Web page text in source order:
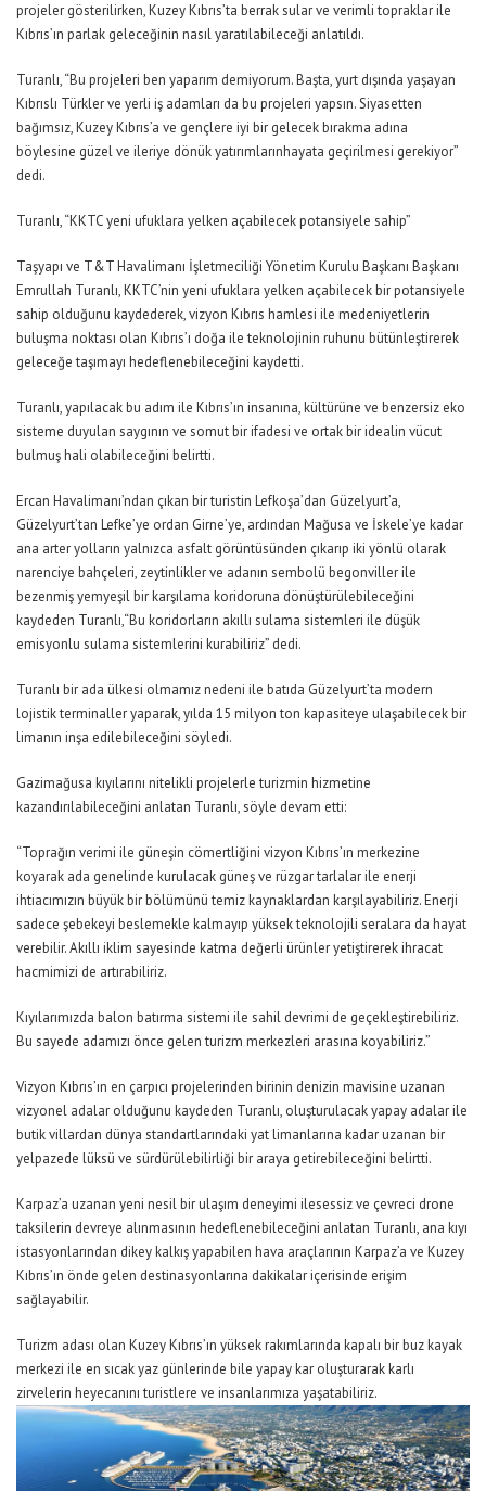
projeler gösterilirken,Kuzey Kıbrıs’ta berrak sular ve verimli topraklar ile
Kıbrıs’ın parlak geleceğinin nasıl yaratılabileceği anlatıldı.
Turanlı, “Bu projeleri ben yaparım demiyorum. Başta, yurt dışında yaşayan
Kıbrıslı Türkler ve yerli iş adamları da bu projeleri yapsın. Siyasetten
bağımsız, Kuzey Kıbrıs’a ve gençlere iyi bir gelecek bırakma adına
böylesine güzel ve ileriye dönük yatırımlarınhayata geçirilmesi gerekiyor”
dedi.
Turanlı, “KKTC yeni ufuklara yelken açabilecek potansiyele sahip”
Taşyapı ve T&T Havalimanı İşletmeciliği Yönetim Kurulu Başkanı Başkanı
Emrullah Turanlı,KKTC’nin yeni ufuklara yelken açabilecek bir potansiyele
sahip olduğunu kaydederek,vizyon Kıbrıs hamlesi ile medeniyetlerin
buluşma noktası olan Kıbrıs’ı doğa ile teknolojinin ruhunu bütünleştirerek
geleceğe taşımayı hedeflenebileceğini kaydetti.
Turanlı, yapılacak bu adım ile Kıbrıs’ın insanına,kültürüne ve benzersiz eko
sisteme duyulan saygının ve somut bir ifadesi ve ortak bir idealin vücut
bulmuş hali olabileceğini belirtti.
Ercan Havalimanı’ndan çıkan bir turistin Lefkoşa’dan Güzelyurt’a,
Güzelyurt’tan Lefke’ye ordan Girne’ye, ardından Mağusa ve İskele’ye kadar
ana arter yolların yalnızca asfalt görüntüsünden çıkarıp iki yönlü olarak
narenciye bahçeleri, zeytinlikler ve adanın sembolü begonviller ile
bezenmişyemyeşil bir karşılama koridoruna dönüştürülebileceğini
kaydeden Turanlı,“Bu koridorların akıllı sulama sistemleri ile düşük
emisyonlu sulama sistemlerini kurabiliriz” dedi.
Turanlı bir ada ülkesi olmamız nedeni ile batıda Güzelyurt’ta modern
lojistik terminaller yaparak,yılda 15 milyon ton kapasiteye ulaşabilecek bir
limanın inşa edilebileceğini söyledi.
Gazimağusa kıyılarını nitelikli projelerle turizmin hizmetine
kazandırılabileceğini anlatan Turanlı, söyle devam etti:
“Toprağın verimi ile güneşin cömertliğini vizyon Kıbrıs’ın merkezine
koyarak ada genelinde kurulacak güneş ve rüzgar tarlalar ile enerji
ihtiacımızın büyük bir bölümünü temiz kaynaklardan karşılayabiliriz. Enerji
sadece şebekeyi beslemekle kalmayıp yüksek teknolojili seralara da hayat
verebilir. Akıllı iklim sayesinde katma değerli ürünler yetiştirerek ihracat
hacmimizi de artırabiliriz.
Kıyılarımızda balon batırma sistemi ile sahil devrimi de geçekleştirebiliriz.
Bu sayede adamızı önce gelen turizm merkezleri arasına koyabiliriz.”
Vizyon Kıbrıs’ın en çarpıcı projelerinden birinin denizin mavisine uzanan
vizyonel adalar olduğunu kaydeden Turanlı, oluşturulacak yapay adalar ile
butik villardan dünya standartlarındaki yat limanlarına kadar uzanan bir
yelpazede lüksü ve sürdürülebilirliği bir araya getirebileceğini belirtti.
Karpaz’a uzanan yeni nesil bir ulaşım deneyimi ilesessiz ve çevreci drone
taksilerin devreye alınmasının hedeflenebileceğini anlatan Turanlı, ana kıyı
istasyonlarından dikey kalkış yapabilen hava araçlarının Karpaz’a ve Kuzey
Kıbrıs’ın önde gelen destinasyonlarına dakikalar içerisinde erişim
sağlayabilir.
Turizm adası olan Kuzey Kıbrıs’ın yüksek rakımlarında kapalı bir buz kayak
merkezi ile en sıcak yaz günlerinde bile yapay kar oluşturarak karlı
zirvelerin heyecanınıturistlere ve insanlarımıza yaşatabiliriz.